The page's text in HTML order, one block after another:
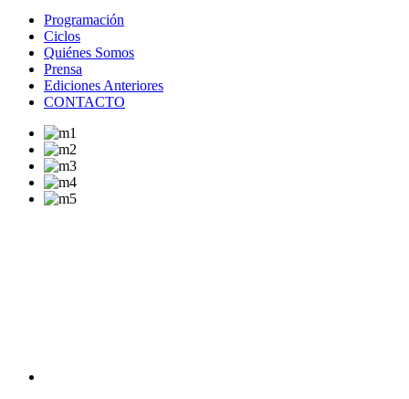
Programación
Ciclos
Quiénes Somos
Prensa
Ediciones Anteriores
CONTACTO